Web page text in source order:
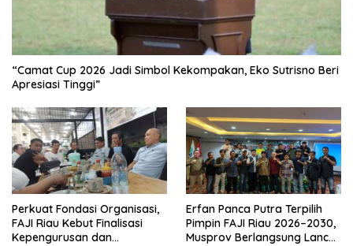
“Camat Cup 2026 Jadi Simbol Kekompakan, Eko Sutrisno Beri
Apresiasi Tinggi”
Perkuat Fondasi Organisasi,
FAJI Riau Kebut Finalisasi
Kepengurusan dan
Erfan Panca Putra Terpilih
Pimpin FAJI Riau 2026–2030,
Musprov Berlangsung Lancar